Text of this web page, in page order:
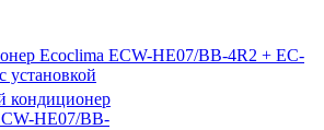
Ecoclima ECW-HE07/BB-4R2 + EC-
установкой
кондиционер
HE07/BB-